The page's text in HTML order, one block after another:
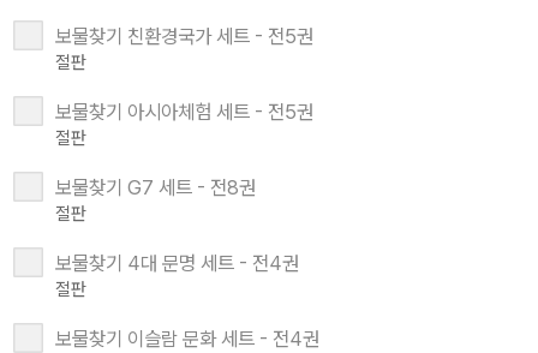
보물찾기 친환경국가 세트 - 전5권
절판
보물찾기 아시아체험 세트 - 전5권
절판
보물찾기 G7 세트 - 전8권
절판
보물찾기 4대 문명 세트 - 전4권
절판
보물찾기 이슬람 문화 세트 - 전4권